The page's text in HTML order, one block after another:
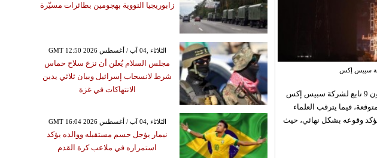
يُعتقد أن جزءاً ضخماً تائهاً من صاروخ فالكون 9 تابع لشركة سبيس إكس
فيما يترقب العلماء
وقوعه بشكل نهائي، حيث
زابوريجيا النووية بهجومين بطائرات مسيّرة
GMT 12:50 2026 الثلاثاء ,04 آب / أغسطس
مجلس السلام يُعلن أن نزع سلاح حماس
شرط لانسحاب إسرائيل وبيان ثلاثي يدين
الانتهاكات في غزة
GMT 16:04 2026 الثلاثاء ,04 آب / أغسطس
نيمار يؤجل حسم مستقبله ووالده يؤكد
استمراره في ملاعب كرة القدم